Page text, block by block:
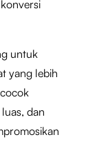
untuk
yang lebih
dan